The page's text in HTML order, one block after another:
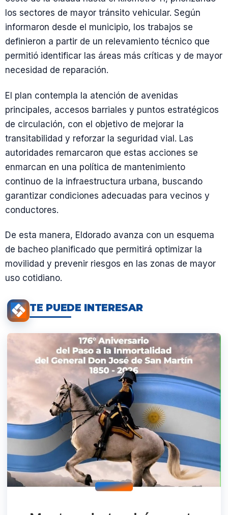
los sectores de mayor tránsito vehicular. Según
informaron desde el municipio, los trabajos se
definieron a partir de un relevamiento técnico que
permitió identificar las áreas más críticas y de mayor
necesidad de reparación.
El plan contempla la atención de avenidas
principales, accesos barriales y puntos estratégicos
de circulación, con el objetivo de mejorar la
transitabilidad y reforzar la seguridad vial. Las
autoridades remarcaron que estas acciones se
enmarcan en una política de mantenimiento
continuo de la infraestructura urbana, buscando
garantizar condiciones adecuadas para vecinos y
conductores.
De esta manera, Eldorado avanza con un esquema
de bacheo planificado que permitirá optimizar la
movilidad y prevenir riesgos en las zonas de mayor
uso cotidiano.
TE PUEDE INTERESAR